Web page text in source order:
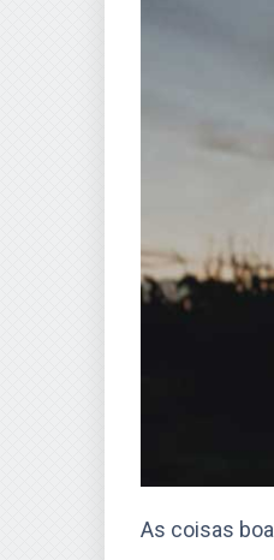
As coisas